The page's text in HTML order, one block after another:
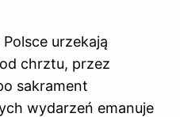
urzekają
chrztu, przez
sakrament
wydarzeń emanuje